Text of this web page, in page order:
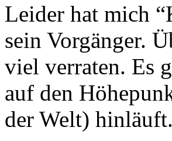
Leider hat mich
sein Vorgänger.
viel verraten. Es
auf den
der Welt)